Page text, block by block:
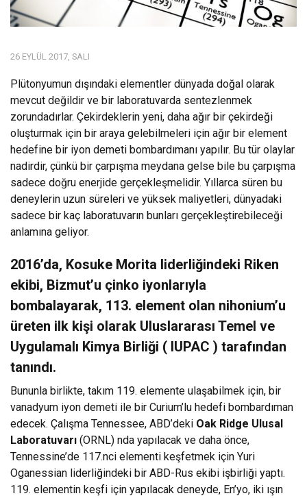
26 EYLÜL 2017, SALI
Plütonyumun dışındaki elementler dünyada doğal olarak
mevcut değildir ve bir laboratuvarda sentezlenmek
zorundadırlar. Çekirdeklerin yeni, daha ağır bir çekirdeği
oluşturmak için bir araya gelebilmeleri için ağır bir element
hedefine bir iyon demeti bombardımanı yapılır. Bu tür olaylar
nadirdir, çünkü bir çarpışma meydana gelse bile bu çarpışma
sadece doğru enerjide gerçekleşmelidir. Yıllarca süren bu
deneylerin uzun süreleri ve yüksek maliyetleri, dünyadaki
sadece bir kaç laboratuvarın bunları gerçekleştirebileceği
anlamına geliyor.
2016’da, Kosuke Morita liderliğindeki Riken
ekibi, Bizmut’u çinko iyonlarıyla
bombalayarak, 113. element olan nihonium’u
üreten ilk kişi olarak Uluslararası Temel ve
Uygulamalı Kimya Birliği ( IUPAC ) tarafından
tanındı.
Bununla birlikte, takım 119. elemente ulaşabilmek için, bir
vanadyum iyon demeti ile bir Curium’lu hedefi bombardıman
edecek. Çalışma Tennessee, ABD’deki Oak Ridge Ulusal
Laboratuvarı (ORNL) nda yapılacak ve daha önce,
Tennessine’de 117.nci elementi keşfetmek için Yuri
Oganessian liderliğindeki bir ABD-Rus ekibi işbirliği yaptı.
119. elementin keşfi için yapılacak deneyde, En’yo, iki ışın